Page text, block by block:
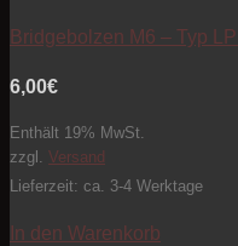
Bridgebolzen M6 – Typ
6,00€
Enthält 19% MwSt.
zzgl. Versand
Lieferzeit: ca. 3-4 Werktage
In den Warenkorb